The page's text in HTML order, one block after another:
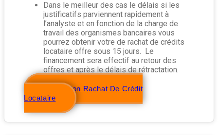
Dans le meilleur des cas le délais si les
justificatifs parviennent rapidement à
l’analyste et en fonction de la charge de
travail des organismes bancaires vous
pourrez obtenir votre de rachat de crédits
locataire offre sous 15 jours. Le
financement sera effectif au retour des
offres et après le délais de rétractation.
Simulation Rachat De Crédit
Locataire